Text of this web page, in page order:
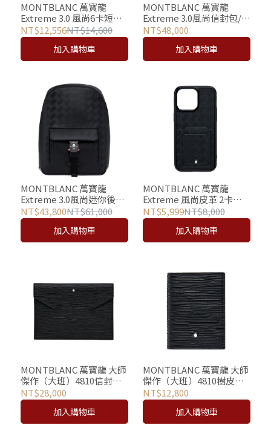
MONTBLANC 萬寶龍
Extreme 3.0 風尚6卡短夾
– 黑
NT$12,556NT$14,600
加入購物車
MONTBLANC 萬寶龍
Extreme 3.0風尚信封包/斜
背包 - 黑 (M Lock 4810鎖
扣)
NT$48,000
加入購物車
MONTBLANC 萬寶龍
Extreme 3.0風尚迷你後背
包 - 黑 (M Lock 4810鎖扣)
NT$43,800NT$61,000
加入購物車
MONTBLANC 萬寶龍
Extreme 風尚皮革 2卡式
手機保護殼 - iPhone 15
Pro Max適用
NT$5,999NT$8,000
加入購物車
MONTBLANC 萬寶龍 大師
傑作（大班）4810信封型
收納包/手拿包/平板包
NT$28,000
加入購物車
MONTBLANC 萬寶龍 大師
傑作（大班）4810樹皮印
花4卡名片夾
NT$12,800
加入購物車